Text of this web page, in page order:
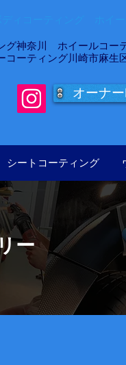
グ神奈川 ホイールコ
ティング川崎市麻生
オーナ
シートコーティング
ー